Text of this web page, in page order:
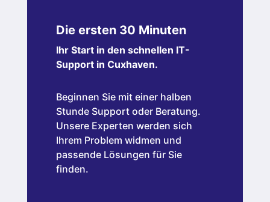
Die ersten 30 Minuten
Ihr Start in den schnellen IT-
Support in Cuxhaven.
Beginnen Sie mit einer halben
Stunde Support oder Beratung.
Unsere Experten werden sich
Ihrem Problem widmen und
passende Lösungen für Sie
finden.